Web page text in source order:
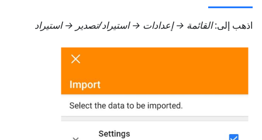
اذهب إلى:القائمة → إعدادات → استيراد/تصدير → استيراد